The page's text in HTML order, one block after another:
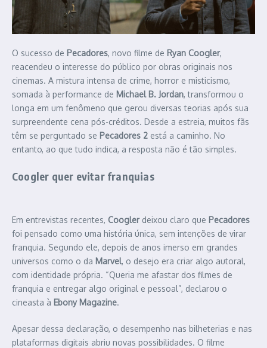
O sucesso de Pecadores, novo filme de Ryan Coogler,
reacendeu o interesse do público por obras originais nos
cinemas. A mistura intensa de crime, horror e misticismo,
somada à performance de Michael B. Jordan, transformou o
longa em um fenômeno que gerou diversas teorias após sua
surpreendente cena pós-créditos. Desde a estreia, muitos fãs
têm se perguntado se Pecadores 2 está a caminho. No
entanto, ao que tudo indica, a resposta não é tão simples.
Coogler quer evitar franquias
Em entrevistas recentes, Cooglerdeixou claro que Pecadores
foi pensado como uma história única, sem intenções de virar
franquia. Segundo ele, depois de anos imerso em grandes
universos como o da Marvel, o desejo era criar algo autoral,
com identidade própria. “Queria me afastar dos filmes de
franquia e entregar algo original e pessoal”, declarou o
cineasta à Ebony Magazine.
Apesar dessa declaração, o desempenho nas bilheterias e nas
plataformas digitais abriu novas possibilidades. O filme